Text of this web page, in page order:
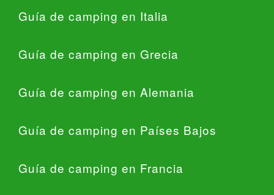
Guía de camping en Italia
Guía de camping en Grecia
Guía de camping en Alemania
Guía de camping en Países Bajos
Guía de camping en Francia